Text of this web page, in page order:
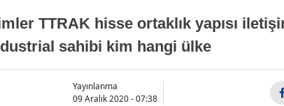
TTRAK hisse ortaklık yapısı
sahibi kim hangi ülke
Yayınlanma
09 Aralık 2020 - 07:38